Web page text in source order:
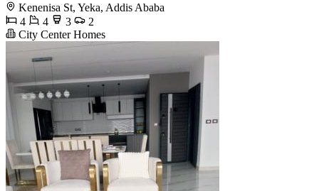
Kenenisa St, Yeka, Addis Ababa
4
4 3
2
City Center Homes